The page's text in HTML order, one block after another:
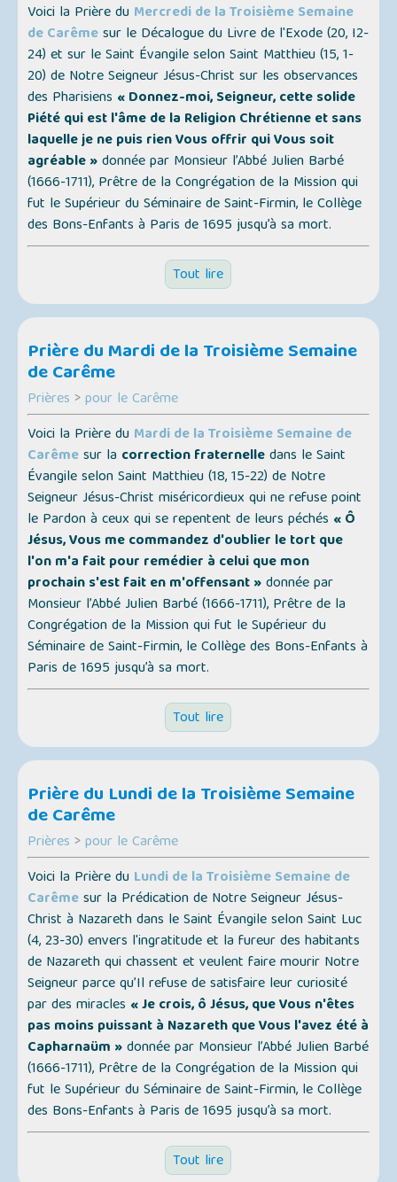
Voici la Prière du Mercredi de la Troisième Semaine
de Carêmesur le Décalogue du Livre de l'Exode (20, I2-
24) et sur le Saint Évangile selon Saint Matthieu (15, 1-
20) de Notre Seigneur Jésus-Christ sur les observances
des Pharisiens « Donnez-moi, Seigneur, cette solide
Piété qui est l'âme de la Religion Chrétienne et sans
laquelle je ne puis rien Vous offrir qui Vous soit
agréable »donnée par Monsieur l’Abbé Julien Barbé
(1666-1711), Prêtre de la Congrégation de la Mission qui
fut le Supérieur du Séminaire de Saint-Firmin, le Collège
des Bons-Enfants à Paris de 1695 jusqu’à sa mort.
Tout lire
Prière du Mardi de la Troisième Semaine
de Carême
Prières >pour le Carême
Voici la Prière du Mardi de la Troisième Semaine de
Carêmesur la correction fraternelledans le Saint
Évangile selon Saint Matthieu (18, 15-22) de Notre
Seigneur Jésus-Christ miséricordieux qui ne refuse point
le Pardon à ceux qui se repentent de leurs péchés « Ô
Jésus, Vous me commandez d'oublier le tort que
l'on m'a fait pour remédier à celui que mon
prochain s'est fait en m'offensant »donnée par
Monsieur l’Abbé Julien Barbé (1666-1711), Prêtre de la
Congrégation de la Mission qui fut le Supérieur du
Séminaire de Saint-Firmin, le Collège des Bons-Enfants à
Paris de 1695 jusqu’à sa mort.
Tout lire
Prière du Lundi de la Troisième Semaine
de Carême
Prières >pour le Carême
Voici la Prière du Lundi de la Troisième Semaine de
Carêmesur la Prédication de Notre Seigneur Jésus-
Christ à Nazareth dans le Saint Évangile selon Saint Luc
(4, 23-30) envers l'ingratitude et la fureur des habitants
de Nazareth qui chassent et veulent faire mourir Notre
Seigneur parce qu’Il refuse de satisfaire leur curiosité
par des miracles « Je crois, ô Jésus, que Vous n'êtes
pas moins puissant à Nazareth que Vous l'avez été à
Capharnaüm »donnée par Monsieur l’Abbé Julien Barbé
(1666-1711), Prêtre de la Congrégation de la Mission qui
fut le Supérieur du Séminaire de Saint-Firmin, le Collège
des Bons-Enfants à Paris de 1695 jusqu’à sa mort.
Tout lire